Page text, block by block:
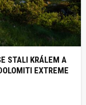
STALI KRÁLEM A
EXTREME